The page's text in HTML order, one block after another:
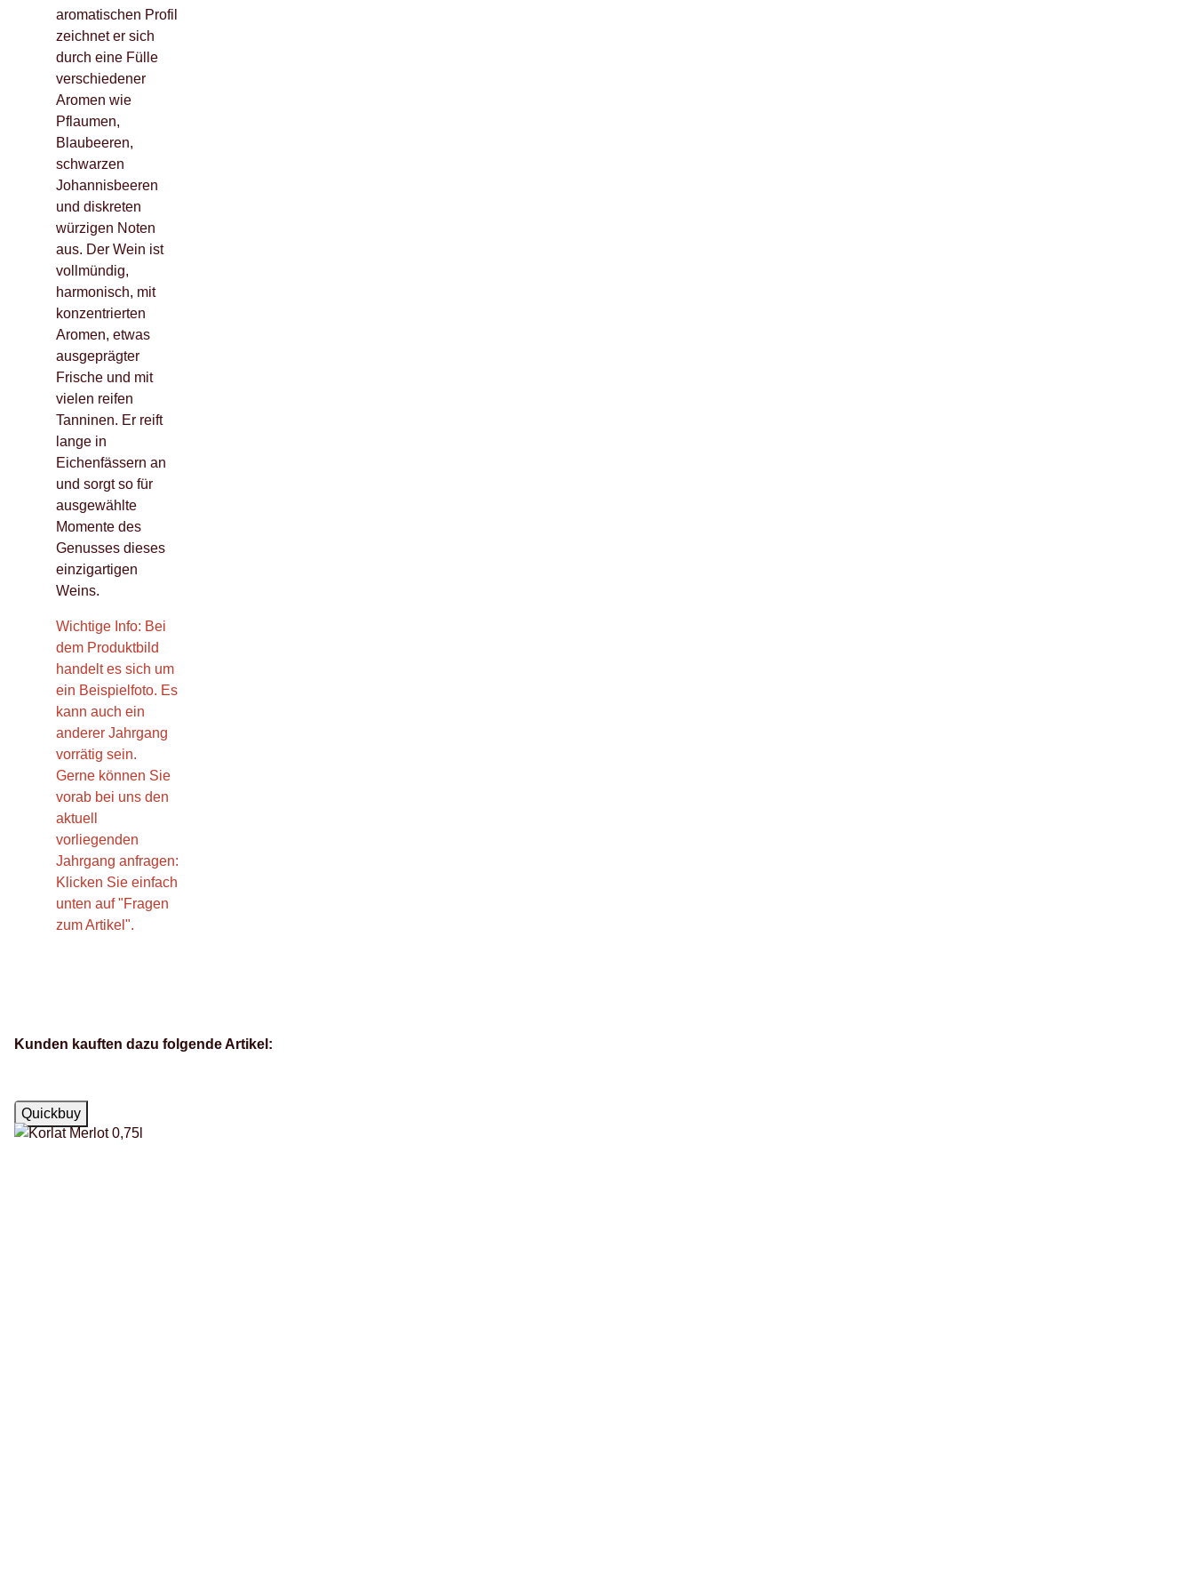
aromatischen Profil
zeichnet er sich
durch eine Fülle
verschiedener
Aromen wie
Pflaumen,
Blaubeeren,
schwarzen
Johannisbeeren
und diskreten
würzigen Noten
aus. Der Wein ist
vollmündig,
harmonisch, mit
konzentrierten
Aromen, etwas
ausgeprägter
Frische und mit
vielen reifen
Tanninen. Er reift
lange in
Eichenfässern an
und sorgt so für
ausgewählte
Momente des
Genusses dieses
einzigartigen
Weins.
Wichtige Info: Bei
dem Produktbild
handelt es sich um
ein Beispielfoto. Es
kann auch ein
anderer Jahrgang
vorrätig sein.
Gerne können Sie
vorab bei uns den
aktuell
vorliegenden
Jahrgang anfragen:
Klicken Sie einfach
unten auf "Fragen
zum Artikel".
Kunden kauften dazu folgende Artikel:
Quickbuy
Auf Lager